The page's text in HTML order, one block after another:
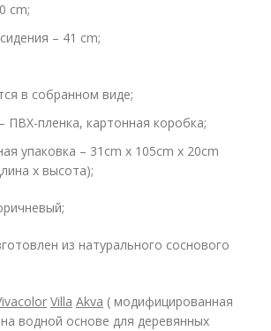
cm;
– 41 cm;
в собранном виде;
ПВХ-пленка, картонная коробка;
упаковка – 31cm x 105cm x 20cm
x высота);
из натурального соснового
Villa Akva ( модифицированная
водной основе для деревянных